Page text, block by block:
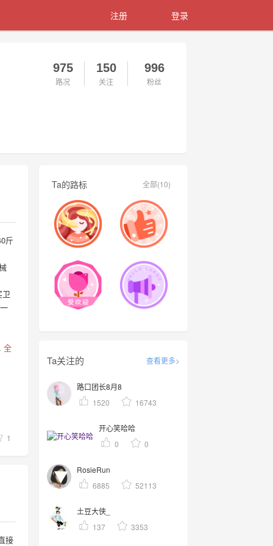
注册 登录
975
路况
150
关注
996
粉丝
斤
全
1
接
Ta的路标 全部(10)
Ta关注的 查看更多>
路口团长8月8
1520
16743
开心笑哈哈
0
0
RosieRun
6885
52113
土豆大侠_
137
3353